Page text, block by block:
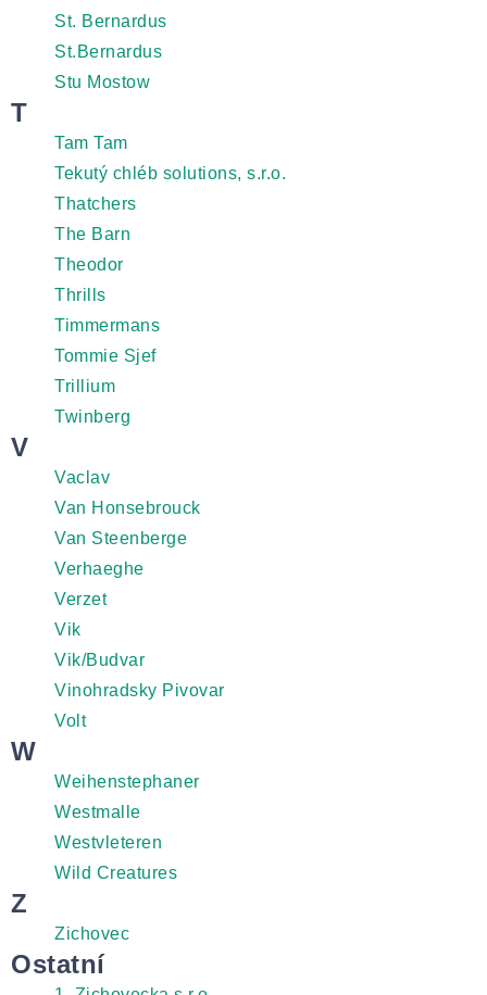
St. Bernardus
St.Bernardus
Stu Mostow
T
Tam Tam
Tekutý chléb solutions, s.r.o.
Thatchers
The Barn
Theodor
Thrills
Timmermans
Tommie Sjef
Trillium
Twinberg
V
Vaclav
Van Honsebrouck
Van Steenberge
Verhaeghe
Verzet
Vik
Vik/Budvar
Vinohradsky Pivovar
Volt
W
Weihenstephaner
Westmalle
Westvleteren
Wild Creatures
Z
Zichovec
Ostatní